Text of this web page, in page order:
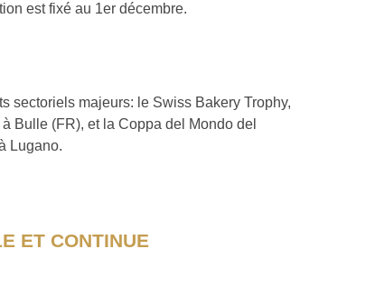
est fixé au 1er décembre.
sectoriels majeurs: le Swiss Bakery Trophy,
Bulle (FR), et la Coppa del Mondo del
Lugano.
ET CONTINUE